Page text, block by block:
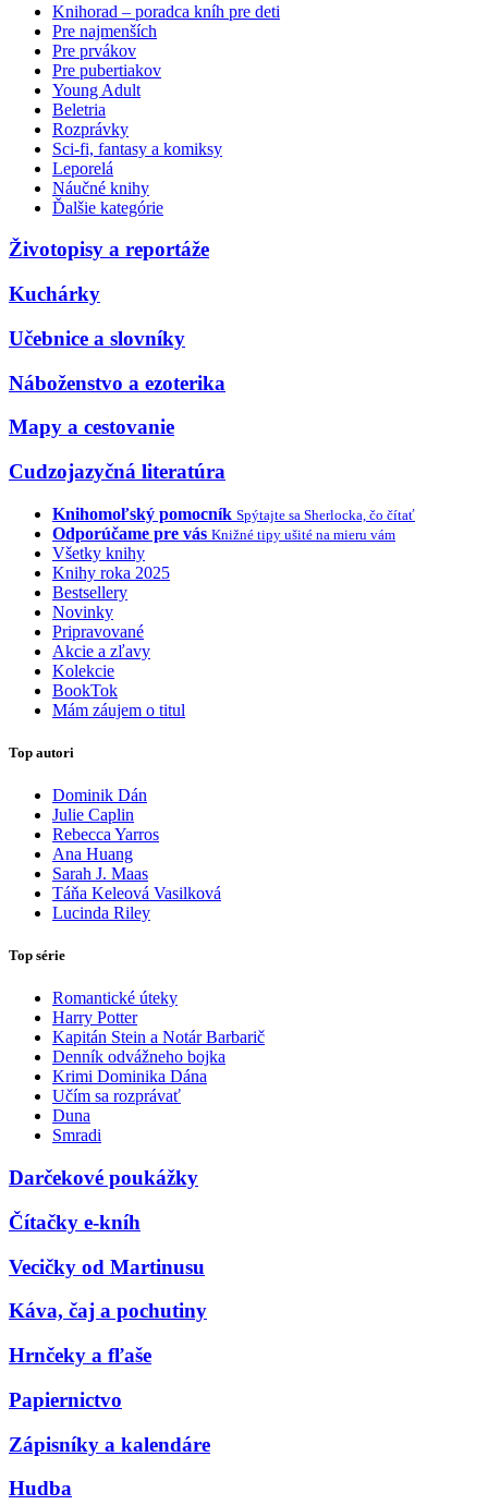
Knihorad – poradca kníh pre deti
Pre najmenších
Pre prvákov
Pre pubertiakov
Young Adult
Beletria
Rozprávky
Sci-fi, fantasy a komiksy
Leporelá
Náučné knihy
Ďalšie kategórie
Životopisy a reportáže
Kuchárky
Učebnice a slovníky
Náboženstvo a ezoterika
Mapy a cestovanie
Cudzojazyčná literatúra
Knihomoľský pomocník Spýtajte sa Sherlocka, čo čítať
Odporúčame pre vás Knižné tipy ušité na mieru vám
Všetky knihy
Knihy roka 2025
Bestsellery
Novinky
Pripravované
Akcie a zľavy
Kolekcie
BookTok
Mám záujem o titul
Top autori
Dominik Dán
Julie Caplin
Rebecca Yarros
Ana Huang
Sarah J. Maas
Táňa Keleová Vasilková
Lucinda Riley
Top série
Romantické úteky
Harry Potter
Kapitán Stein a Notár Barbarič
Denník odvážneho bojka
Krimi Dominika Dána
Učím sa rozprávať
Duna
Smradi
Darčekové poukážky
Čítačky e-kníh
Vecičky od Martinusu
Káva, čaj a pochutiny
Hrnčeky a fľaše
Papiernictvo
Zápisníky a kalendáre
Hudba